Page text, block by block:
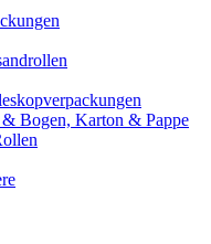
Bogen, Karton & Pappe